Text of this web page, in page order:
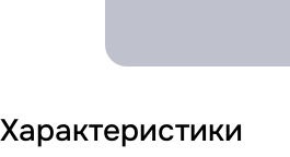
Характеристики